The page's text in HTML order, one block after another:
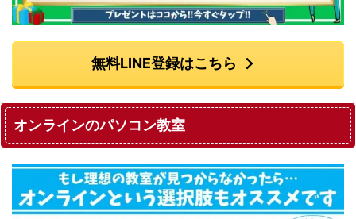
無料LINE登録はこちら
オンラインのパソコン教室